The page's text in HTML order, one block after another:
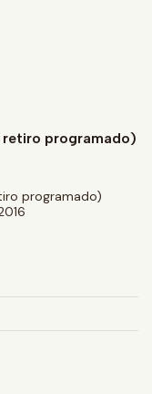
programado)
programado)